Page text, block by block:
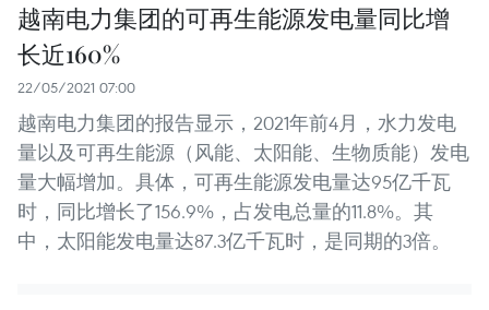
越南电力集团的可再生能源发电量同比增
长近160%
22/05/2021 07:00
越南电力集团的报告显示，2021年前4月，水力发电
量以及可再生能源（风能、太阳能、生物质能）发电
量大幅增加。具体，可再生能源发电量达95亿千瓦
时，同比增长了156.9%，占发电总量的11.8%。其
中，太阳能发电量达87.3亿千瓦时，是同期的3倍。